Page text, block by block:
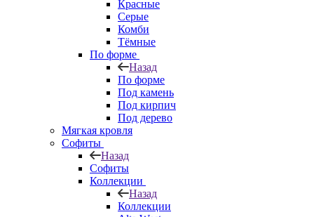
Красные
Серые
Комби
Тёмные
По форме
Назад
По форме
Под камень
Под кирпич
Под дерево
Мягкая кровля
Софиты
Назад
Софиты
Коллекции
Назад
Коллекции